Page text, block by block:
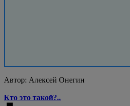
Автор: Алексей Онегин
Кто это такой?..